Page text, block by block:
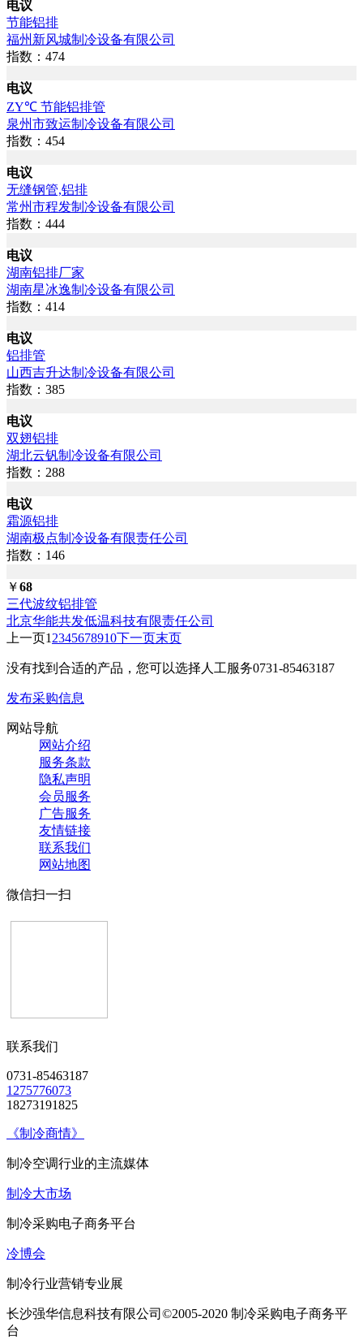
电议
节能铝排
福州新风城制冷设备有限公司
指数：474
电议
ZY℃ 节能铝排管
泉州市致运制冷设备有限公司
指数：454
电议
无缝钢管,铝排
常州市程发制冷设备有限公司
指数：444
电议
湖南铝排厂家
湖南星冰逸制冷设备有限公司
指数：414
电议
铝排管
山西吉升达制冷设备有限公司
指数：385
电议
双翅铝排
湖北云钒制冷设备有限公司
指数：288
电议
霜源铝排
湖南极点制冷设备有限责任公司
指数：146
￥68
三代波纹铝排管
北京华能共发低温科技有限责任公司
上一页1 2345678910下一页末页
没有找到合适的产品，您可以选择人工服务0731-85463187
发布采购信息
网站导航
网站介绍
服务条款
隐私声明
会员服务
广告服务
友情链接
联系我们
网站地图
微信扫一扫
联系我们
0731-85463187
1275776073
18273191825
《制冷商情》
制冷空调行业的主流媒体
制冷大市场
制冷采购电子商务平台
冷博会
制冷行业营销专业展
长沙强华信息科技有限公司©2005-2020 制冷采购电子商务平
台